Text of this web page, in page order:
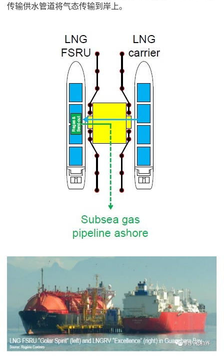
传输供水管道将气态传输到岸上。